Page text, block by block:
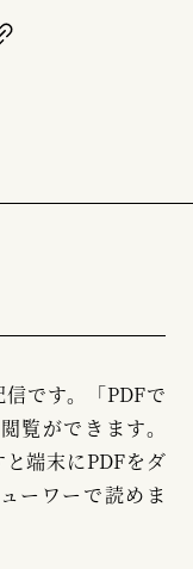
です。「PDFで
覧ができます。
と端末にPDFをダ
ーワーで読めま